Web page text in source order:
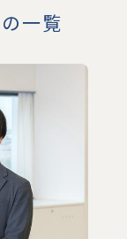
の一覧